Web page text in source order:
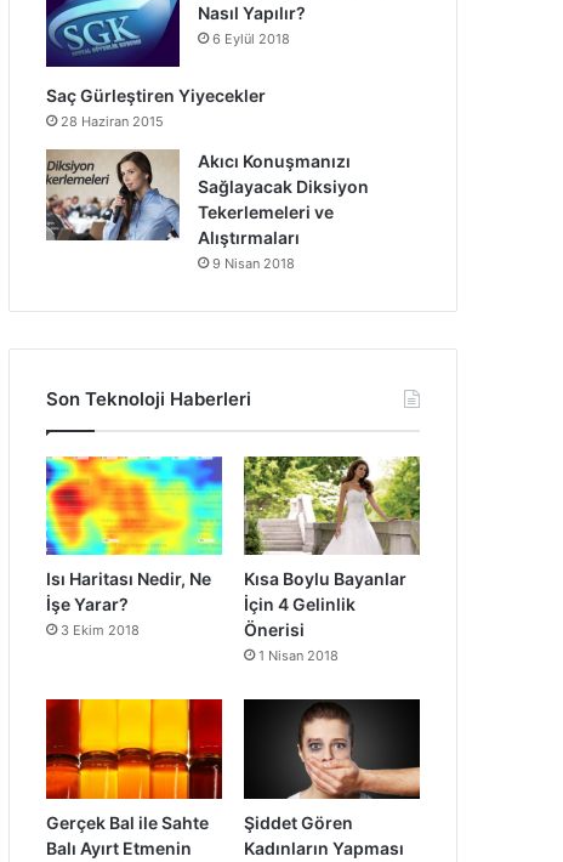
Nasıl Yapılır?
6 Eylül 2018
Saç Gürleştiren Yiyecekler
28 Haziran 2015
Akıcı Konuşmanızı
Sağlayacak Diksiyon
Tekerlemeleri ve
Alıştırmaları
9 Nisan 2018
Son Teknoloji Haberleri
Isı Haritası Nedir, Ne
İşe Yarar?
3 Ekim 2018
Kısa Boylu Bayanlar
İçin 4 Gelinlik
Önerisi
1 Nisan 2018
Gerçek Bal ile Sahte
Balı Ayırt Etmenin
Şiddet Gören
Kadınların Yapması